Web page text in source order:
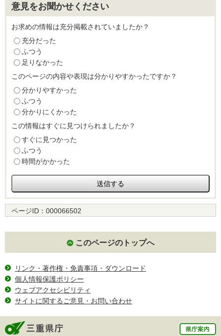
意見をお聞かせください
お求めの情報は充分掲載されていましたか？
充分だった
ふつう
足りなかった
このページの内容や表現は分かりやすかったですか？
分かりやすかった
ふつう
分かりにくかった
この情報はすぐに見つけられましたか？
すぐに見つかった
ふつう
時間がかかった
ページID： 000066502
このページのトップへ
リンク・著作権・免責事項・ダウンロード
個人情報保護ポリシー
ウェブアクセシビリティ
サイトに関するご意見・お問い合わせ